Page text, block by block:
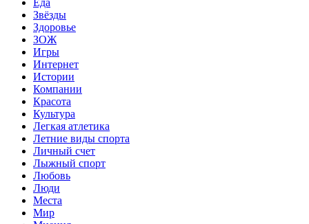
Еда
Звёзды
Здоровье
ЗОЖ
Игры
Интернет
Истории
Компании
Красота
Культура
Легкая атлетика
Летние виды спорта
Личный счет
Лыжный спорт
Любовь
Люди
Места
Мир